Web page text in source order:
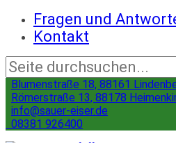
Fragen und
Kontakt
Blumenstraße 18, 88161
Römerstraße 13, 88178
info@sauer-eiser.de
08381 926400